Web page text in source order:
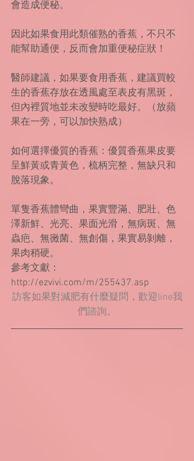
會造成便秘。
因此如果食用此類催熟的香蕉，不只不
能幫助通便，反而會加重便秘症狀！
醫師建議，如果要食用香蕉，建議買較
生的香蕉存放在透風處至表皮有黑斑，
但內裡質地並未改變時吃最好。（放蘋
果在一旁，可以加快熟成）
如何選擇優質的香蕉：優質香蕉果皮要
呈鮮黃或青黃色，梳柄完整，無缺只和
脫落現象。
單隻香蕉體彎曲，果實豐滿、肥壯、色
澤新鮮、光亮、果面光滑，無病斑、無
蟲疤、無黴菌、無創傷，果實易剝離，
果肉稍硬。
參考文獻：
http://ezvivi.com/m/255437.asp
訪客如果對減肥有什麼疑問，歡迎line我
們諮詢。